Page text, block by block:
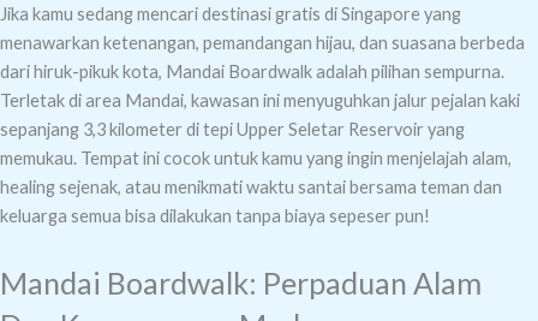
Jika kamu sedang mencari destinasi gratis di Singapore yang
menawarkan ketenangan, pemandangan hijau, dan suasana berbeda
dari hiruk-pikuk kota, Mandai Boardwalk adalah pilihan sempurna.
Terletak di area Mandai, kawasan ini menyuguhkan jalur pejalan kaki
sepanjang 3,3 kilometer di tepi Upper Seletar Reservoir yang
memukau. Tempat ini cocok untuk kamu yang ingin menjelajah alam,
healing sejenak, atau menikmati waktu santai bersama teman dan
keluarga semua bisa dilakukan tanpa biaya sepeser pun!
Mandai Boardwalk: Perpaduan Alam